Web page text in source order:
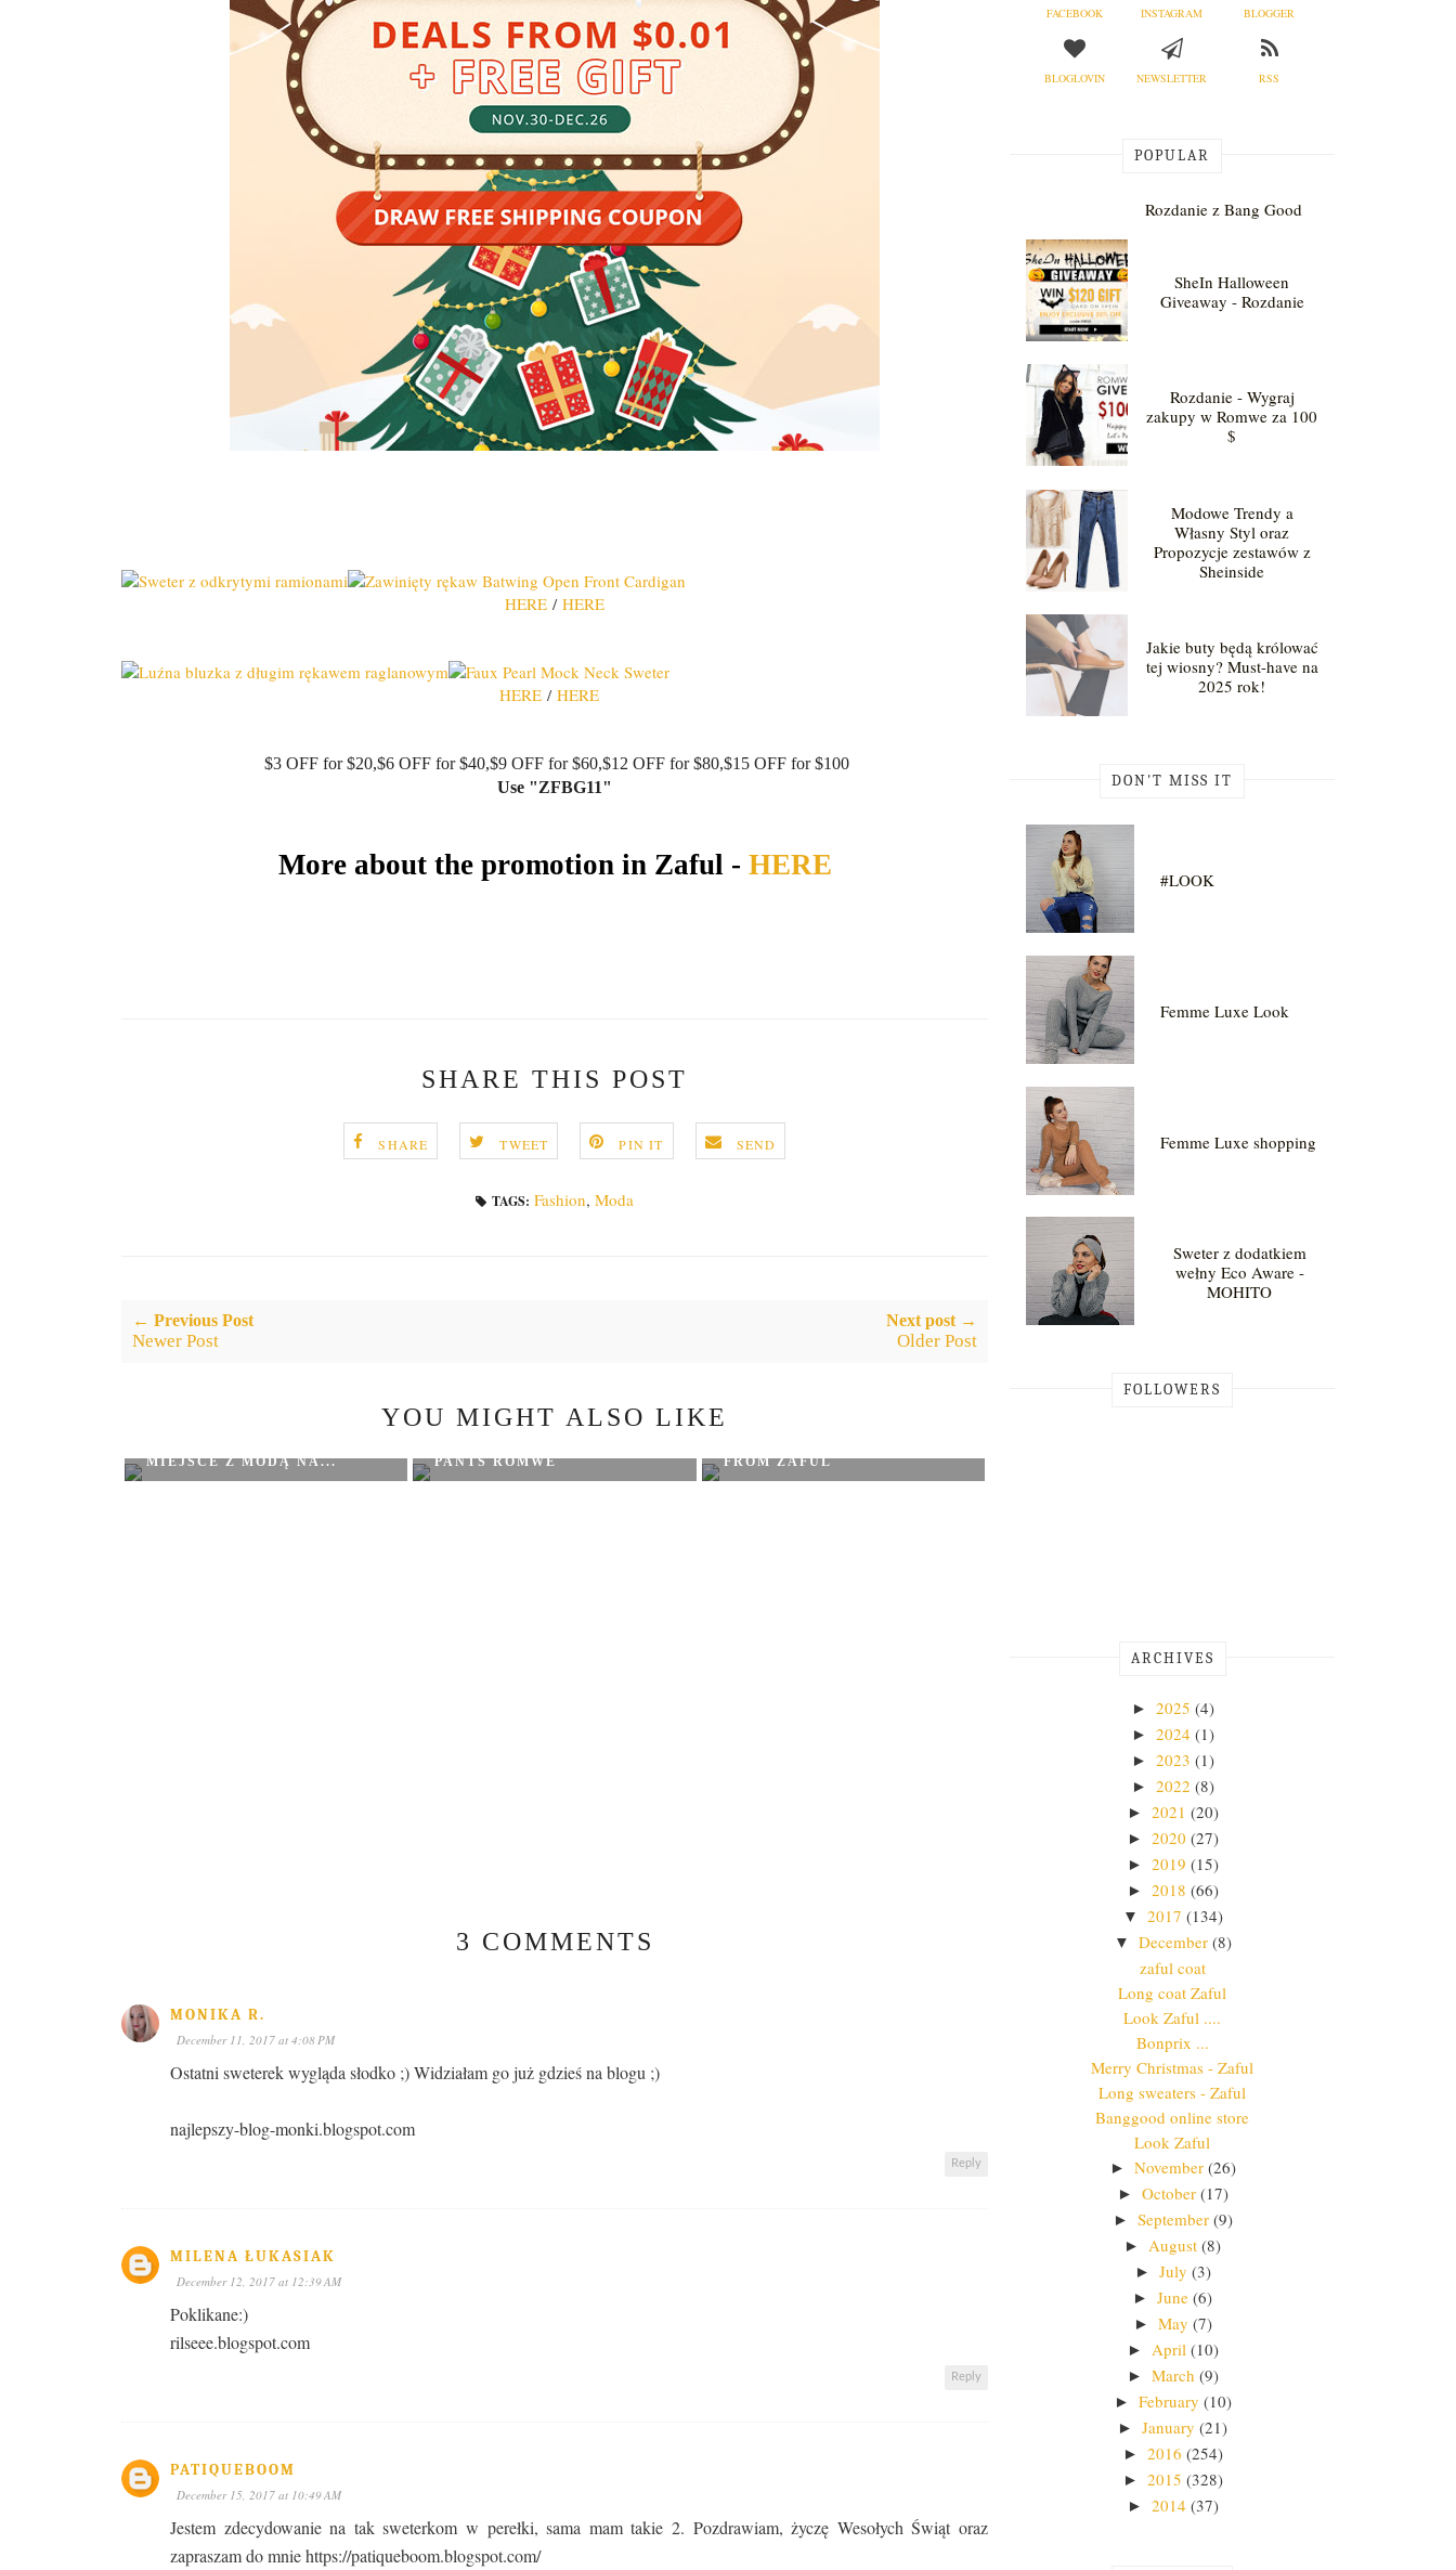
HERE / HERE
HERE / HERE
$3 OFF for $20,$6 OFF for $40,$9 OFF for $60,$12 OFF for $80,$15 OFF for $100
Use "ZFBG11"
More about the promotion in Zaful - HERE
SHARE THIS POST
SHARE TWEET PIN IT SEND
TAGS: Fashion, Moda
← Previous Post
Newer Post
Next post →
Older Post
YOU MIGHT ALSO LIKE
MIEJSCE Z MODĄ NA...
PANTS ROMWE
FROM ZAFUL
3 COMMENTS
MONIKA R.
December 11, 2017 at 4:08 PM
Ostatni sweterek wygląda słodko ;) Widziałam go już gdzieś na blogu ;)
najlepszy-blog-monki.blogspot.com
Reply
MILENA ŁUKASIAK
December 12, 2017 at 12:39 AM
Poklikane:)
rilseee.blogspot.com
Reply
PATIQUEBOOM
December 15, 2017 at 10:49 AM
Jestem zdecydowanie na tak sweterkom w perełki, sama mam takie 2. Pozdrawiam, życzę Wesołych Świąt oraz
zapraszam do mnie https://patiqueboom.blogspot.com/
FACEBOOK INSTAGRAM BLOGGER
BLOGLOVIN NEWSLETTER RSS
POPULAR
Rozdanie z Bang Good
SheIn Halloween
Giveaway - Rozdanie
Rozdanie - Wygraj
zakupy w Romwe za 100
$
Modowe Trendy a
Własny Styl oraz
Propozycje zestawów z
Sheinside
Jakie buty będą królować
tej wiosny? Must-have na
2025 rok!
DON'T MISS IT
#LOOK
Femme Luxe Look
Femme Luxe shopping
Sweter z dodatkiem
wełny Eco Aware -
MOHITO
FOLLOWERS
ARCHIVES
► 2025 (4)
► 2024 (1)
► 2023 (1)
► 2022 (8)
► 2021 (20)
► 2020 (27)
► 2019 (15)
► 2018 (66)
▼ 2017 (134)
▼ December (8)
zaful coat
Long coat Zaful
Look Zaful ....
Bonprix ...
Merry Christmas - Zaful
Long sweaters - Zaful
Banggood online store
Look Zaful
► November (26)
► October (17)
► September (9)
► August (8)
► July (3)
► June (6)
► May (7)
► April (10)
► March (9)
► February (10)
► January (21)
► 2016 (254)
► 2015 (328)
► 2014 (37)